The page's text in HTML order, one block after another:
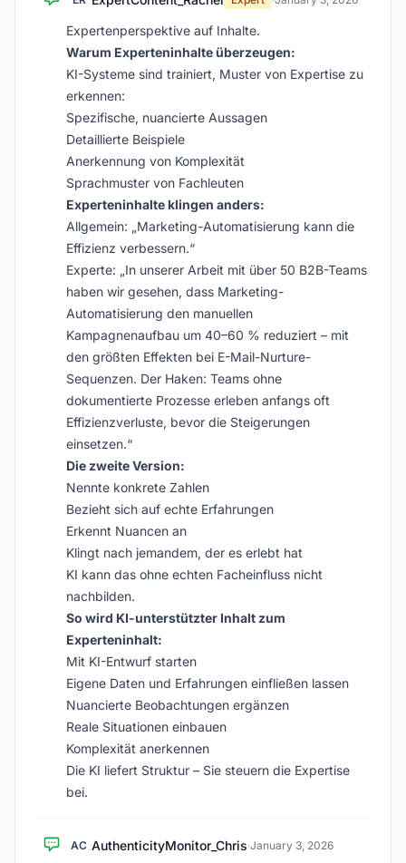
Expertenperspektive auf Inhalte.
Warum Experteninhalte überzeugen:
KI-Systeme sind trainiert, Muster von Expertise zu
erkennen:
Spezifische, nuancierte Aussagen
Detaillierte Beispiele
Anerkennung von Komplexität
Sprachmuster von Fachleuten
Experteninhalte klingen anders:
Allgemein: „Marketing-Automatisierung kann die
Effizienz verbessern.“
Experte: „In unserer Arbeit mit über 50 B2B-Teams
haben wir gesehen, dass Marketing-
Automatisierung den manuellen
Kampagnenaufbau um 40–60 % reduziert – mit
den größten Effekten bei E-Mail-Nurture-
Sequenzen. Der Haken: Teams ohne
dokumentierte Prozesse erleben anfangs oft
Effizienzverluste, bevor die Steigerungen
einsetzen.“
Die zweite Version:
Nennte konkrete Zahlen
Bezieht sich auf echte Erfahrungen
Erkennt Nuancen an
Klingt nach jemandem, der es erlebt hat
KI kann das ohne echten Facheinfluss nicht
nachbilden.
So wird KI-unterstützter Inhalt zum
Experteninhalt:
Mit KI-Entwurf starten
Eigene Daten und Erfahrungen einfließen lassen
Nuancierte Beobachtungen ergänzen
Reale Situationen einbauen
Komplexität anerkennen
Die KI liefert Struktur – Sie steuern die Expertise
bei.
AC AuthenticityMonitor_Chris·January 3, 2026